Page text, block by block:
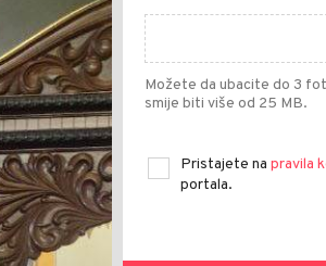
Možete da ubacite do 3
smije biti više od 25 MB.
Pristajete na pravila
portala.